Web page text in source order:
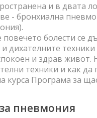
и в двата
- бронхиална
повечето болести се
и дихателните
и здрав живот.
техники и как
курса Програма за
пневмония